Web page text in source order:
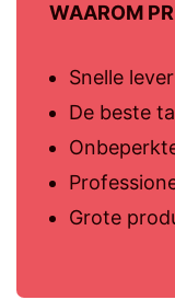
WAAROM
Snelle
De beste
Grote